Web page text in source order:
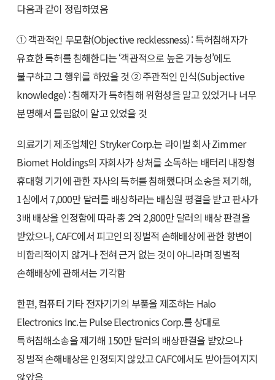
다음과 같이 정립하였음
① 객관적인 무모함(Objective recklessness) : 특허침해자가
유효한 특허를 침해한다는 ‘객관적으로 높은 가능성’에도
불구하고 그 행위를 하였을 것 ② 주관적인 인식(Subjective
knowledge) : 침해자가 특허침해 위험성을 알고 있었거나 너무
분명해서 틀림없이 알고 있었을 것
의료기기 제조업체인 Stryker Corp.는 라이벌 회사 Zimmer
Biomet Holdings의 자회사가 상처를 소독하는 배터리 내장형
휴대형 기기에 관한 자사의 특허를 침해했다며 소송을 제기해,
1심에서 7,000만 달러를 배상하라는 배심원 평결을 받고 판사가
3배 배상을 인정함에 따라 총 2억 2,800만 달러의 배상 판결을
받았으나, CAFC에서 피고인의 징벌적 손해배상에 관한 항변이
비합리적이지 않거나 전혀 근거 없는 것이 아니라며 징벌적
손해배상에 관해서는 기각함
한편, 컴퓨터 기타 전자기기의 부품을 제조하는 Halo
Electronics Inc.는 Pulse Electronics Corp.를 상대로
특허침해소송을 제기해 150만 달러의 배상판결을 받았으나
징벌적 손해배상은 인정되지 않았고 CAFC에서도 받아들여지지
않았음